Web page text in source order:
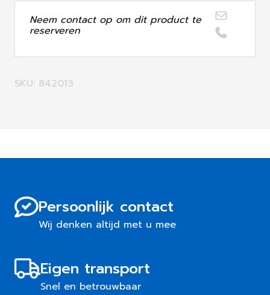
Neem contact op om dit product te
reserveren
SKU: 842013
Persoonlijk contact
Wij denken altijd met u mee
Eigen transport
Snel en betrouwbaar